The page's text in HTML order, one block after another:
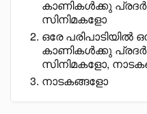
കാണികൾക്കു
സിനിമകളോ
ഒരേ പരിപാടിയിൽ
കാണികൾക്കു
സിനിമകളോ,
നാടകങ്ങളോ